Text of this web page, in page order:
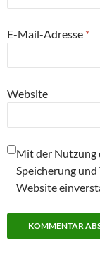
E-Mail-Adresse *
Website
Mit der Nutzung
Speicherung
Website